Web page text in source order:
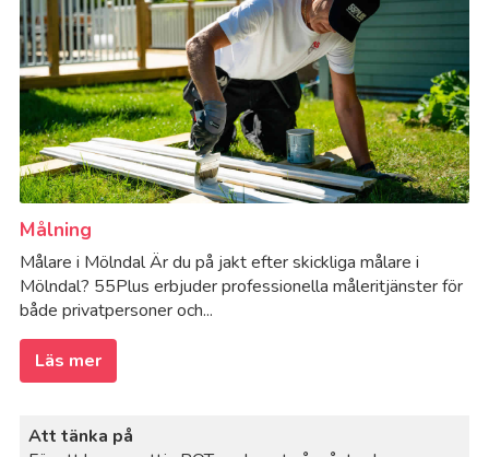
Målning
Målare i Mölndal Är du på jakt efter skickliga målare i
Mölndal? 55Plus erbjuder professionella måleritjänster för
både privatpersoner och...
Läs mer
Att tänka på